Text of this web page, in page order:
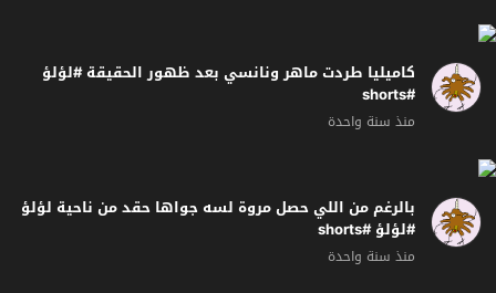
كاميليا طردت ماهر ونانسي بعد ظهور الحقيقة #لؤلؤ
#shorts
منذ سنة واحدة
بالرغم من اللي حصل مروة لسه جواها حقد من ناحية لؤلؤ
#لؤلؤ #shorts
منذ سنة واحدة